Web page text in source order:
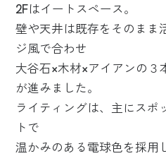
2Fはイートスペース。
壁や天井は既存をそのまま
ジ風で合わせ
大谷石×木材×アイアンの３
が進みました。
ライティングは、主にスポ
トで
温かみのある電球色を採用